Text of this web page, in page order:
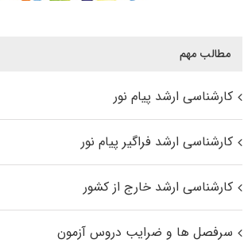
مطالب مهم
کارشناسی ارشد پیام نور
کارشناسی ارشد فراگیر پیام نور
کارشناسی ارشد خارج از کشور
سرفصل ها و ضرایب دروس آزمون